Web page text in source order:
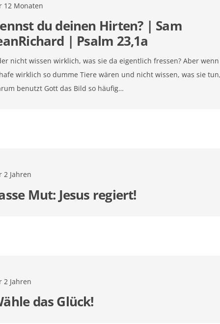
12 Monaten
du deinen Hirten? | Sam
| Psalm 23,1a
nicht wissen wirklich, was sie da eigentlich fressen? Aber wenn
wirklich so dumme Tiere wären und nicht wissen, was sie
benutzt Gott das Bild so häufig…
2 Jahren
Mut: Jesus regiert!
2 Jahren
das Glück!